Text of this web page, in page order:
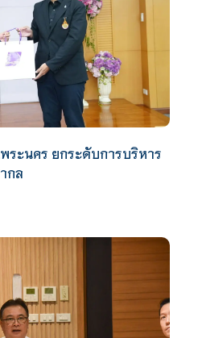
ระนคร ยกระดับการบริหาร
กล